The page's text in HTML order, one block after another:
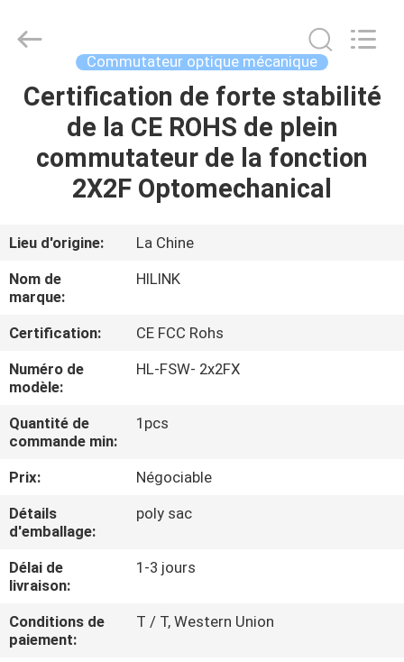
MAISON
À
PROPOS
DE
NOUS
VISITE
DE
L'USINE
CONTRÔLE
DE
QUALITÉ
HiLink
Technology
Reserved.
Commutateur optique mécanique
Certification de forte stabilité
de la CE ROHS de plein
commutateur de la fonction
2X2F Optomechanical
Lieu d'origine:
La Chine
Nom de
marque:
HILINK
Certification:
CE FCC Rohs
Numéro de
modèle:
HL-FSW- 2x2FX
Quantité de
commande min:
1pcs
Prix:
Négociable
Détails
d'emballage:
poly sac
Délai de
livraison:
1-3 jours
Conditions de
paiement:
T / T, Western Union